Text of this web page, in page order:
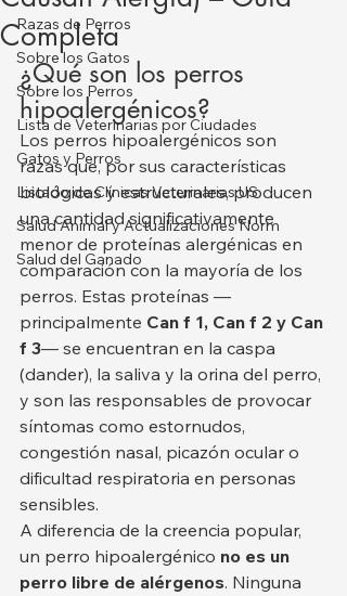
Razas de Perros
Sobre los Gatos
Sobre los Perros
Lista de Veterinarias por Ciudades
Gatos y Perros
Listado de Clínicas Veterinarias US
Salud Animal y Actualizaciones Norm
Salud del Ganado
Completa
¿Qué son los perros
hipoalergénicos?
Los perros hipoalergénicos son
razas que, por sus características
biológicas y estructurales, producen
una cantidad significativamente
menor de proteínas alergénicas en
comparación con la mayoría de los
perros. Estas proteínas —
principalmente Can f 1, Can f 2 y Can
f 3— se encuentran en la caspa
(dander), la saliva y la orina del perro,
y son las responsables de provocar
síntomas como estornudos,
congestión nasal, picazón ocular o
dificultad respiratoria en personas
sensibles.
A diferencia de la creencia popular,
un perro hipoalergénico no es un
perro libre de alérgenos. Ninguna